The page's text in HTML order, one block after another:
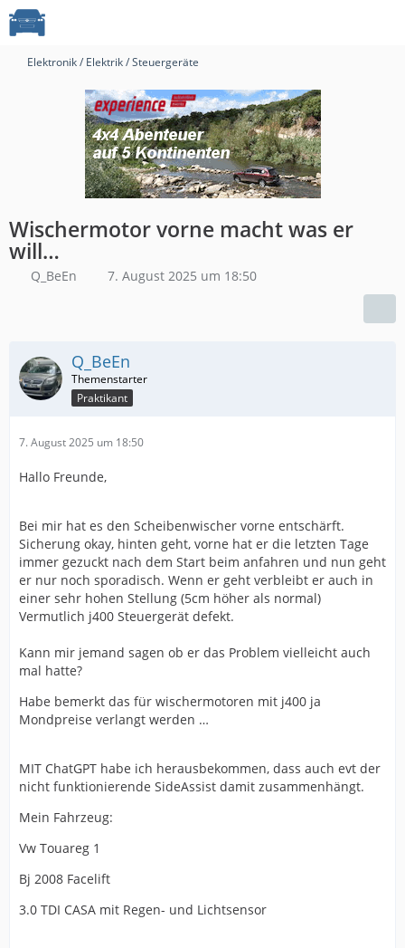
Elektronik / Elektrik / Steuergeräte
Wischermotor vorne macht was er
will…
Q_BeEn 7. August 2025 um 18:50
Q_BeEn
Praktikant
7. August 2025 um 18:50
Hallo Freunde,
Bei mir hat es den Scheibenwischer vorne entschärft.
Sicherung okay, hinten geht, vorne hat er die letzten Tage
immer gezuckt nach dem Start beim anfahren und nun geht
er nur noch sporadisch. Wenn er geht verbleibt er auch in
einer sehr hohen Stellung (5cm höher als normal)
Vermutlich j400 Steuergerät defekt.
Kann mir jemand sagen ob er das Problem vielleicht auch
mal hatte?
Habe bemerkt das für wischermotoren mit j400 ja
Mondpreise verlangt werden …
MIT ChatGPT habe ich herausbekommen, dass auch evt der
nicht funktionierende SideAssist damit zusammenhängt.
Mein Fahrzeug:
Vw Touareg 1
Bj 2008 Facelift
3.0 TDI CASA mit Regen- und Lichtsensor